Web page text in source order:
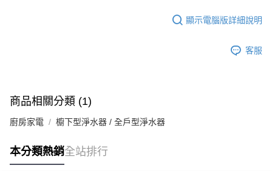
顯示電腦版詳細說明
客服
商品相關分類 (1)
廚房家電 櫥下型淨水器 / 全戶型淨水器
本分類熱銷全站排行